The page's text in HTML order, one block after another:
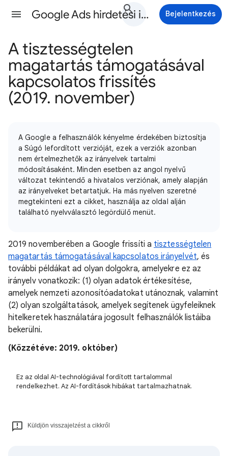
Google Ads hirdetési irányelvek Súgó Bejelentkezés
A tisztességtelen
magatartás támogatásával
kapcsolatos frissítés
(2019. november)
A Google a felhasználók kényelme érdekében biztosítja
a Súgó lefordított verzióját, ezek a verziók azonban
nem értelmezhetők az irányelvek tartalmi
módosításaként. Minden esetben az angol nyelvű
változat tekintendő a hivatalos verziónak, amely alapján
az irányelveket betartatjuk. Ha más nyelven szeretné
megtekinteni ezt a cikket, használja az oldal alján
található nyelvválasztó legördülő menüt.
2019 novemberében a Google frissíti a tisztességtelen
magatartás támogatásával kapcsolatos irányelvét, és
további példákat ad olyan dolgokra, amelyekre ez az
irányelv vonatkozik: (1) olyan adatok értékesítése,
amelyek nemzeti azonosítóadatokat utánoznak, valamint
(2) olyan szolgáltatások, amelyek segítenek ügyfeleiknek
hitelkeretek használatára jogosult felhasználók listáiba
bekerülni.
(Közzétéve: 2019. október)
Ez az oldal AI-technológiával fordított tartalommal
rendelkezhet. Az AI-fordítások hibákat tartalmazhatnak.
Küldjön visszajelzést a cikkről